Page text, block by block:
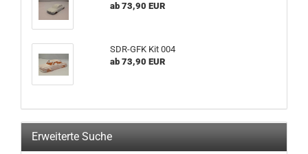
ab 73,90 EUR
SDR-GFK Kit 004
ab 73,90 EUR
Erweiterte Suche